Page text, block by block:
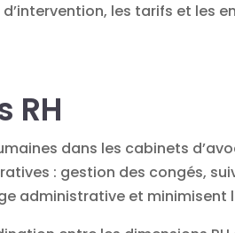
les tarifs et les
RH
dans les cabinets
: gestion des congés,
administrative et minimisent